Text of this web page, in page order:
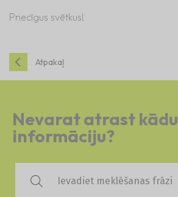
Priecīgus svētkus!
Atpakaļ
Nevarat atrast kādu
informāciju?